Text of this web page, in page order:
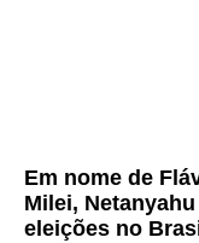
Em nome de
Milei,
eleições no